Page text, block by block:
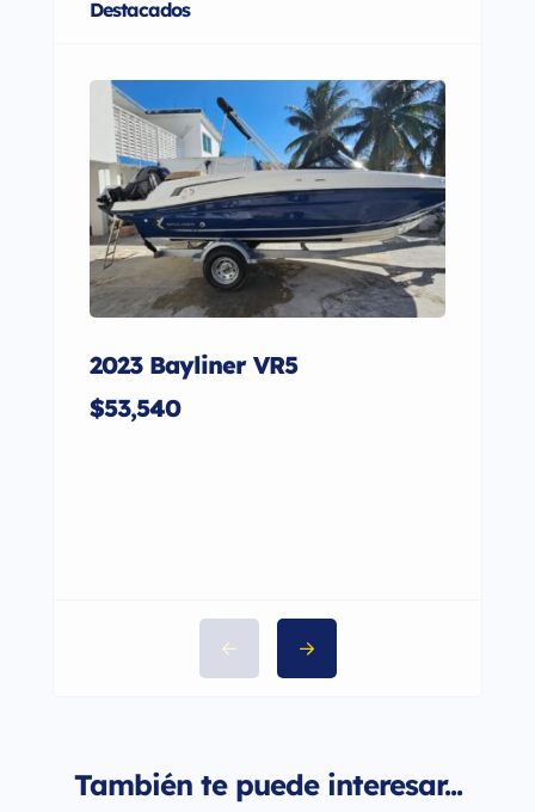
Destacados
2023 Bayliner VR5
$53,540
También te puede interesar...